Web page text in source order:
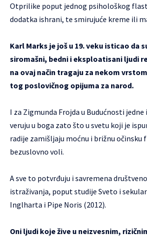
Otprilike poput jednog psihološkog
dodatka ishrani, te smirujuće kreme ili
Karl Marks je još u 19. veku isticao da
siromašni, bedni i eksploatisani ljudi
na ovaj način tragaju za nekom
tog poslovičnog opijuma za narod.
I za Zigmunda Frojda u Budućnosti
veruju u boga zato što u svetu koji je
radije zamišljaju moćnu i brižnu očinsku
bezuslovno voli.
A sve to potvrđuju i savremena
istraživanja, poput studije Sveto i
Inglharta i Pipe Noris (2012).
Oni ljudi koje žive u neizvesnim,